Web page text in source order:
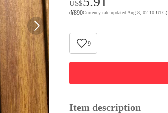
US$
(¥890Currency rate updated Aug 8, 02:10 UTC)
9
Item description